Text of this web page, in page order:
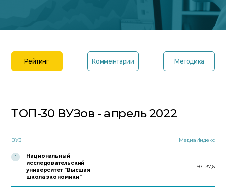
Рейтинг Комментарии Методика
ТОП-30 ВУЗов - апрель 2022
ВУЗ МедиаИндекс
1
Национальный
исследовательский
университет "Высшая
школа экономики"
97 137,6